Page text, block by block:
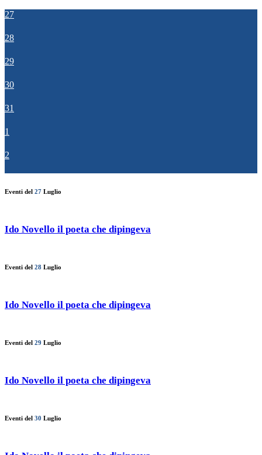
27
28
29
30
31
1
2
Eventi del 27 Luglio
Ido Novello il poeta che dipingeva
Eventi del 28 Luglio
Ido Novello il poeta che dipingeva
Eventi del 29 Luglio
Ido Novello il poeta che dipingeva
Eventi del 30 Luglio